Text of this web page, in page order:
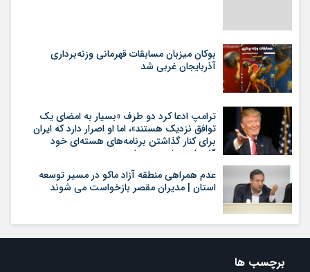
بوکان میزبان مسابقات قهرمانی وزنه‌برداری
آذربایجان غربی شد
ترامپ ادعا کرد دو طرف «بسیار به امضای یک
توافق نزدیک هستند»، اما او اصرار دارد که ایران
برای کنار گذاشتن برنامه‌های هسته‌ای خود
گام‌های بیشتری بردارد
عدم همراهی منطقه آزاد ماکو در مسیر توسعه
استان | مدیران مقصر بازخواست می شوند
برچسب ها